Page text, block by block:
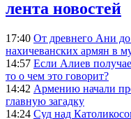
лента новостей
17:40 От древнего Ани до
нахичеванских армян в
14:57 Если Алиев
то о чем это говорит?
14:42 Армению начали
главную загадку
14:24 Суд над